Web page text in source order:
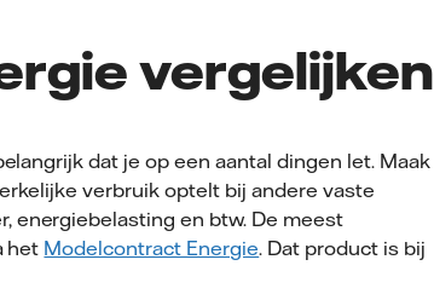
vergelijken
dat je op een aantal dingen let. Maak
verbruik optelt bij andere vaste
energiebelasting en btw. De meest
het Modelcontract Energie. Dat product is bij